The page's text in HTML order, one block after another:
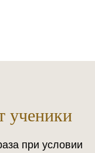
ученики
при условии